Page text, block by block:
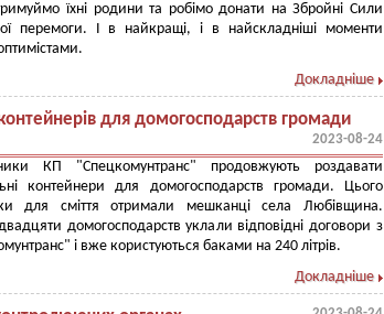
їхні родини та робімо донати на Збройні Сили
перемоги. І в найкращі, і в найскладніші моменти
Докладніше
для домогосподарств громади
2023-08-24
КП "Спецкомунтранс" продовжують роздавати
контейнери для домогосподарств громади. Цього
для сміття отримали мешканці села Любівщина.
домогосподарств уклали відповідні договори з
і вже користуються баками на 240 літрів.
Докладніше